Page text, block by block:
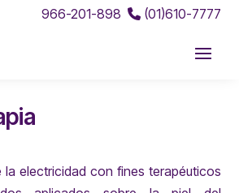
966-201-898 (01)610-7777
la electricidad con fines terapéuticos